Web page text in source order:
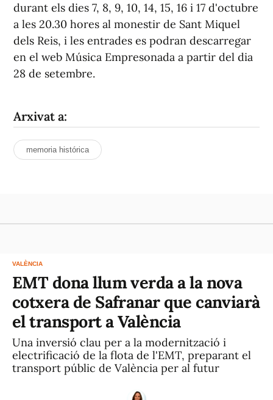
durant els dies 7, 8, 9, 10, 14, 15, 16 i 17 d'octubre
a les 20.30 hores al monestir de Sant Miquel
dels Reis, i les entrades es podran descarregar
en el web Música Empresonada a partir del dia
28 de setembre.
Arxivat a:
memoria histórica
VALÈNCIA
EMT dona llum verda a la nova
cotxera de Safranar que canviarà
el transport a València
Una inversió clau per a la modernització i
electrificació de la flota de l'EMT, preparant el
transport públic de València per al futur